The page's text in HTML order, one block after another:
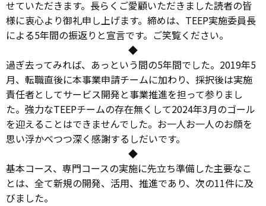
せていただきます。長らくご愛顧いただきました読者の皆
様に衷心より御礼申し上げます。締めは、TEEP実施委員長
による5年間の振返りと宣言です。ご笑覧ください。
◆
過ぎ去ってみれば、あっという間の5年間でした。2019年5
月、転職直後に本事業申請チームに加わり、採択後は実施
責任者としてサービス開発と事業推進を担って参りまし
た。強力なTEEPチームの存在無くして2024年3月のゴール
を迎えることはできませんでした。お一人お一人のお顔を
思い浮かべつつ深く感謝するしだいです。
◆
基本コース、専門コースの実施に先立ち準備した主要なこ
とは、全て新規の開発、活用、推進であり、次の11件に及
びました。